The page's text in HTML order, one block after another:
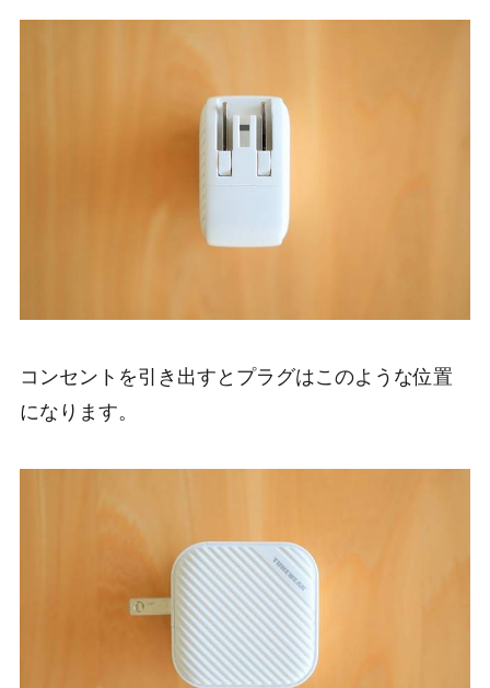
コンセントを引き出すとプラグはこのような位置
になります。